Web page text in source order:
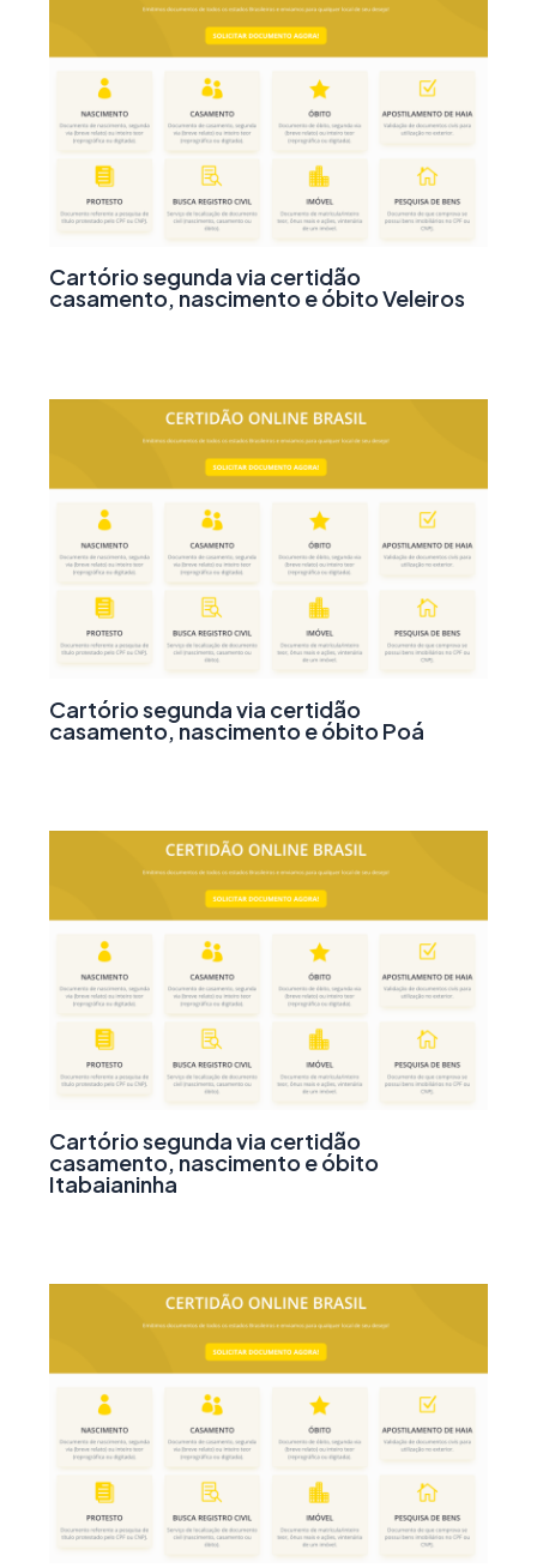
Cartório segunda via certidão
casamento, nascimento e óbito Veleiros
Cartório segunda via certidão
casamento, nascimento e óbito Poá
Cartório segunda via certidão
casamento, nascimento e óbito
Itabaianinha